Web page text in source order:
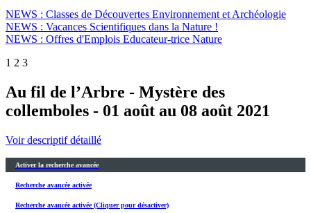
NEWS : Classes de Découvertes Environnement et Archéologie
NEWS : Vacances Scientifiques dans la Nature !
NEWS : Offres d'Emplois Educateur-trice Nature
1 2 3
Au fil de l’Arbre - Mystère des
collemboles - 01 août au 08 août 2021
Voir descriptif détaillé
Activer la recherche avancée
Recherche avancée activée
Recherche avancée activée (Cliquer pour désactiver)